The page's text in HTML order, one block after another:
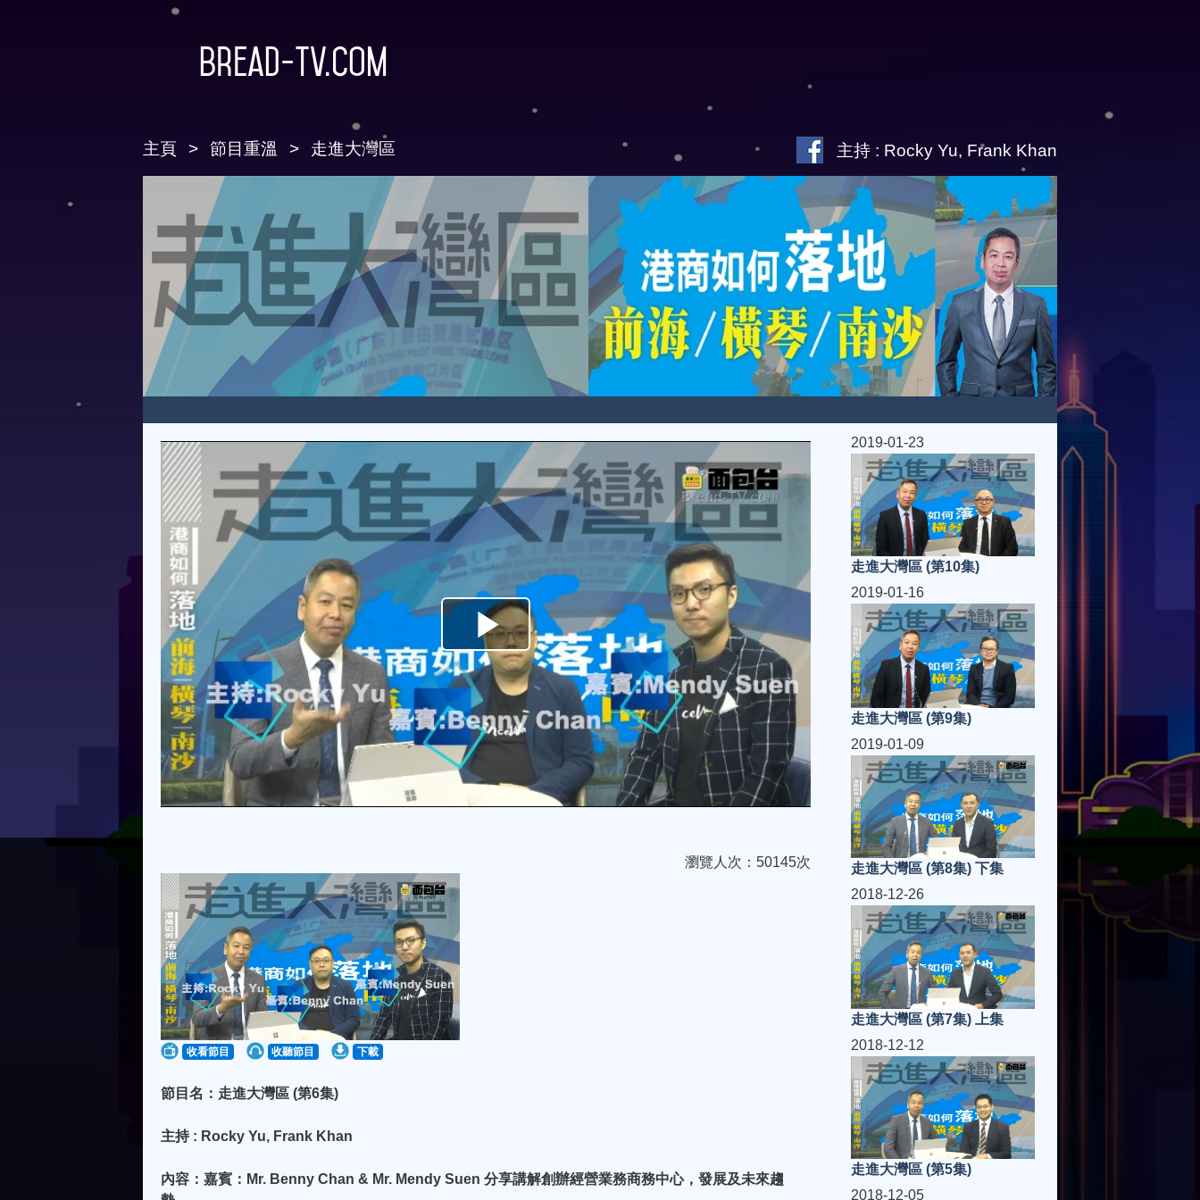
Bread-TV.com
主頁 節目重溫 走進大灣區 主持 : Rocky Yu, Frank Khan
Play
Video
瀏覽人次：50145次
收看節目 收聽節目 下載
節目名：走進大灣區 (第6集)
主持 : Rocky Yu, Frank Khan
內容：嘉賓：Mr. Benny Chan & Mr. Mendy Suen 分享講解創辦經營業務商務中心，發展及未來趨
2019-01-23
走進大灣區 (第10集)
2019-01-16
走進大灣區 (第9集)
2019-01-09
走進大灣區 (第8集) 下集
2018-12-26
走進大灣區 (第7集) 上集
2018-12-12
走進大灣區 (第5集)
2018-12-05